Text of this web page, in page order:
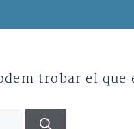
trobar el